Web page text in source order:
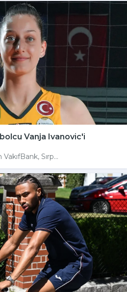
Vanja Ivanovic'i
Sırp...